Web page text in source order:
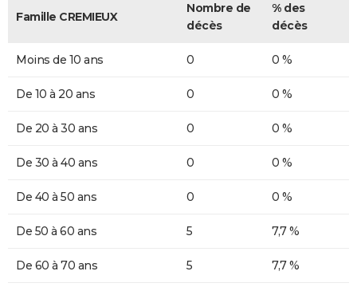
Famille CREMIEUX
Nombre de
décès
% des
décès
Moins de 10 ans 0 0 %
De 10 à 20 ans 0 0 %
De 20 à 30 ans 0 0 %
De 30 à 40 ans 0 0 %
De 40 à 50 ans 0 0 %
De 50 à 60 ans 5 7,7 %
De 60 à 70 ans 5 7,7 %